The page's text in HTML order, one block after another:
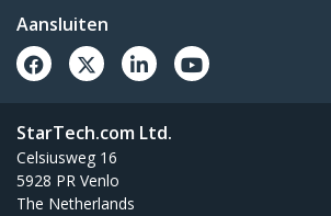
Aansluiten
StarTech.com Ltd.
Celsiusweg 16
5928 PR Venlo
The Netherlands